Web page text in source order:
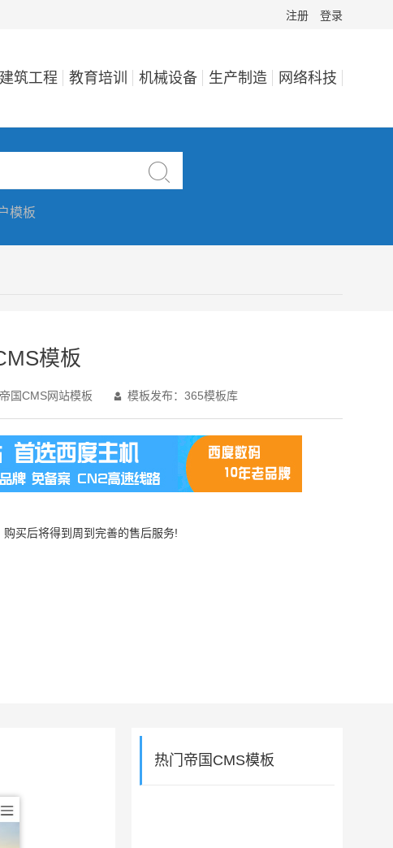
注册 登录
建筑工程 教育培训 机械设备 生产制造 网络科技

模板
模板
国CMS网站模板  模板发布：365模板库
买后将得到周到完善的售后服务!
热门帝国CMS模板